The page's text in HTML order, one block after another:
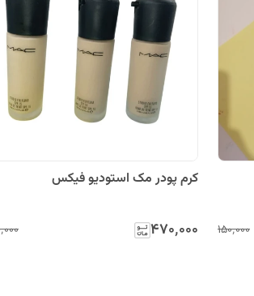
۱۵۰٬۰۰۰
کرم پودر مک استودیو فیکس
۴۷۰٬۰۰۰